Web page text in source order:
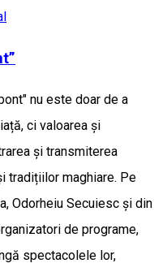
nu este doar de a
ci valoarea și
și transmiterea
tradițiilor maghiare. Pe
Odorheiu Secuiesc și din
de programe,
spectacolele lor,